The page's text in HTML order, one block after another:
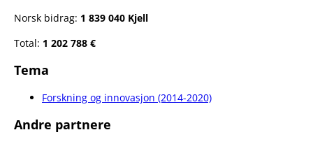
Norsk bidrag: 1 839 040 Kjell
Total: 1 202 788 €
Tema
Forskning og innovasjon (2014-2020)
Andre partnere